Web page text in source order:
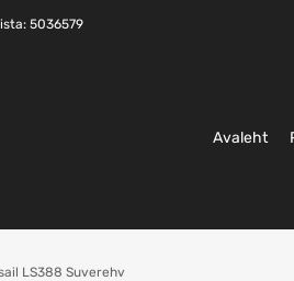
5036579
Avaleht
LS388 Suverehv